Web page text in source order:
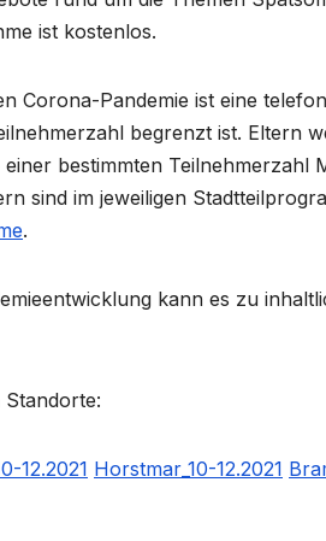
ist kostenlos.
Corona-Pandemie ist eine
begrenzt ist. Eltern
bestimmten
sind im jeweiligen
.
kann es zu
12.2021 Horstmar_10-12.2021